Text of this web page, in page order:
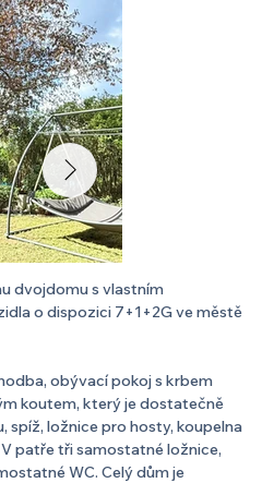
dvojdomu s vlastním
o dispozici 7+1+2G ve městě
obývací pokoj s krbem
koutem, který je dostatečně
spíž, ložnice pro hosty, koupelna
patře tři samostatné ložnice,
WC. Celý dům je